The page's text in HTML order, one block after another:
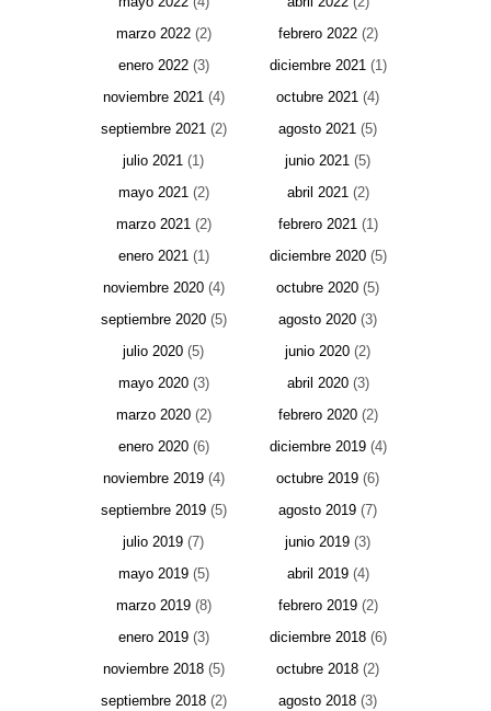
marzo 2022(2) febrero 2022(2)
enero 2022(3) diciembre 2021(1)
noviembre 2021(4) octubre 2021 (4)
septiembre 2021(2) agosto 2021 (5)
julio 2021 (1) junio 2021 (5)
mayo 2021(2) abril 2021(2)
marzo 2021(2) febrero 2021(1)
enero 2021(1) diciembre 2020(5)
noviembre 2020(4) octubre 2020 (5)
septiembre 2020(5) agosto 2020 (3)
julio 2020 (5) junio 2020 (2)
mayo 2020(3) abril 2020(3)
marzo 2020(2) febrero 2020(2)
enero 2020(6) diciembre 2019(4)
noviembre 2019(4) octubre 2019 (6)
septiembre 2019(5) agosto 2019 (7)
julio 2019 (7) junio 2019 (3)
mayo 2019(5) abril 2019(4)
marzo 2019(8) febrero 2019(2)
enero 2019(3) diciembre 2018(6)
noviembre 2018(5) octubre 2018 (2)
septiembre 2018(2) agosto 2018 (3)